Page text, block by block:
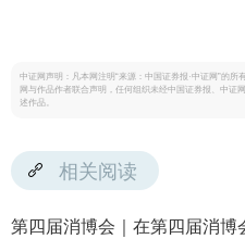
中证网声明：凡本网注明“来源：中国证券报·中证网”的
网与作品作者联合声明，任何组织未经中国证券报、中证
述作品。
相关阅读
第四届消博会｜在第四届消博